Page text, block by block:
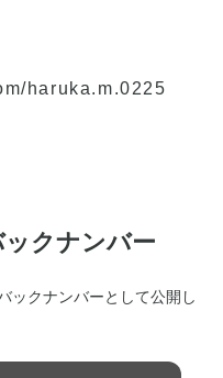
haruka.m.0225
クナンバー
ックナンバーとして公開し